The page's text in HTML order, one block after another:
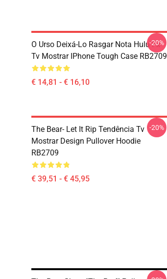
O Urso Deixá-Lo Rasgar Nota Hulu Fx
Tv Mostrar IPhone Tough Case RB2709
€ 14,81 - € 16,10
-20%
The Bear- Let It Rip Tendência Tv
Mostrar Design Pullover Hoodie
RB2709
€ 39,51 - € 45,95
-20%